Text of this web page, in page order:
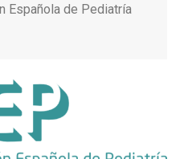
Española de Pediatría